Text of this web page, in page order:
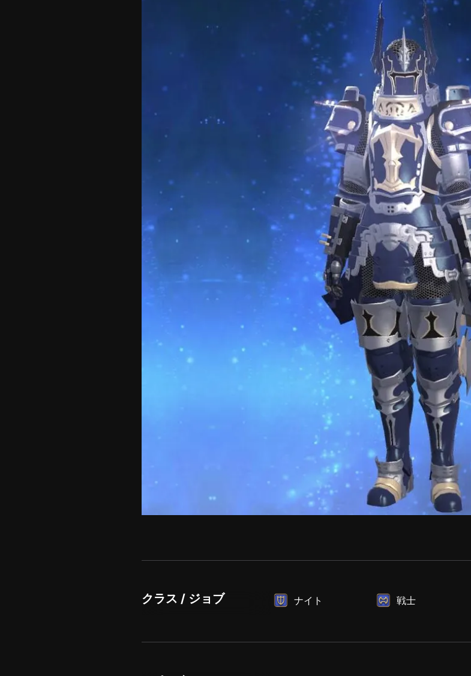
クラス / ジョブ ナイト 戦士